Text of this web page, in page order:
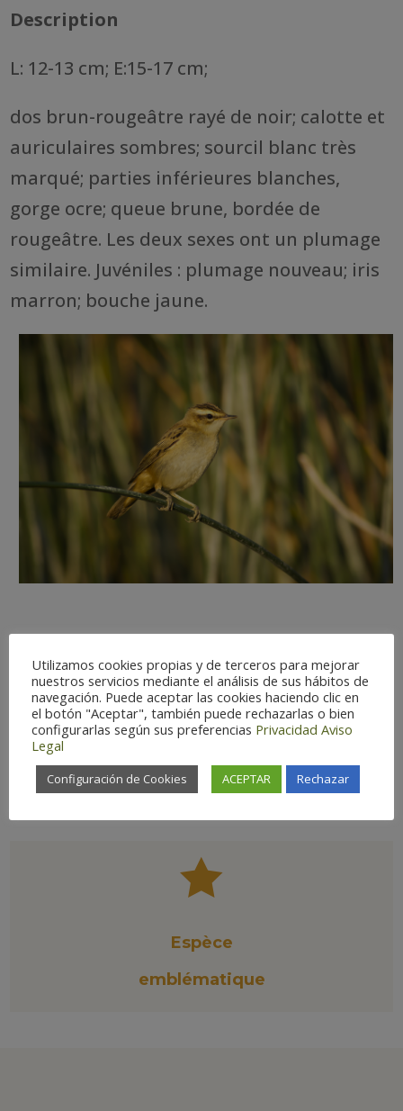
Description
L: 12-13 cm; E:15-17 cm;
dos brun-rougeâtre rayé de noir; calotte et
auriculaires sombres; sourcil blanc très
marqué; parties inférieures blanches,
gorge ocre; queue brune, bordée de
rougeâtre. Les deux sexes ont un plumage
similaire. Juvéniles : plumage nouveau; iris
marron; bouche jaune.
Difficulté d’observation:Difficile
Statut:Résident
Saison optimale:Jan-Déc
Danger d’extinction:Protection
spéciale
Habitat:Zones humides

Espèce
emblématique
Utilizamos cookies propias y de terceros para mejorar
nuestros servicios mediante el análisis de sus hábitos de
navegación. Puede aceptar las cookies haciendo clic en
el botón "Aceptar", también puede rechazarlas o bien
configurarlas según sus preferencias Privacidad Aviso
Legal
Configuración de Cookies ACEPTAR Rechazar